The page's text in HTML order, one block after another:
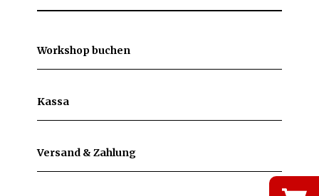
Workshop buchen
Kassa
Versand & Zahlung